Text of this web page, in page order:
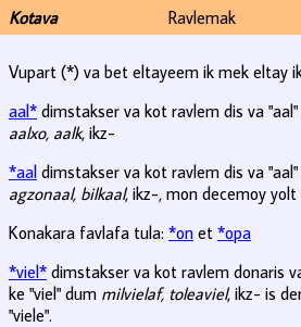
Kotava Ravlemak
Vupart (*) va bet eltayeem ik mek eltay
aal* dimstakser va kot ravlem dis va
aalxo, aalk, ikz-
*aal dimstakser va kot ravlem dis va
agzonaal, bilkaal, ikz-, mon decemoy yolt
Konakara favlafa tula: *on et *opa
*viel* dimstakser va kot ravlem donaris
ke "viel" dum milvielaf, toleaviel, ikz- is
"viele".